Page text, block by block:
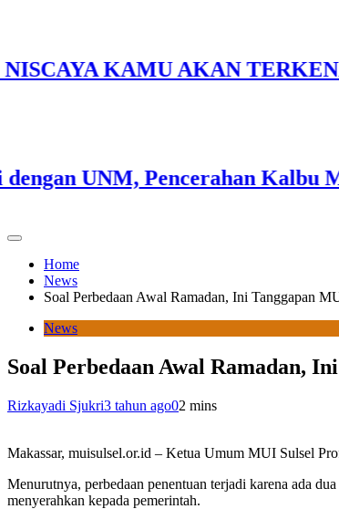
KAMU AKAN TERKENAL
Pencerahan Kalbu
Home
News
Soal Perbedaan Awal Ramadan, Ini Tanggapan
News
Soal Perbedaan Awal Ramadan,
Rizkayadi Sjukri3 tahun ago02 mins
Makassar, muisulsel.or.id – Ketua Umum MUI Sulsel
Menurutnya, perbedaan penentuan terjadi karena ada
menyerahkan kepada pemerintah.